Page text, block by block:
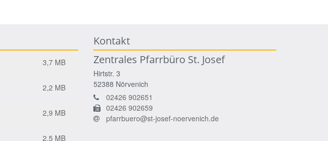
3,7 MB
2,2 MB
2,9 MB
2,5 MB
Kontakt
Zentrales Pfarrbüro St. Josef
Hirtstr. 3
52388 Nörvenich
02426 902651
02426 902659
pfarrbuero@st-josef-noervenich.de